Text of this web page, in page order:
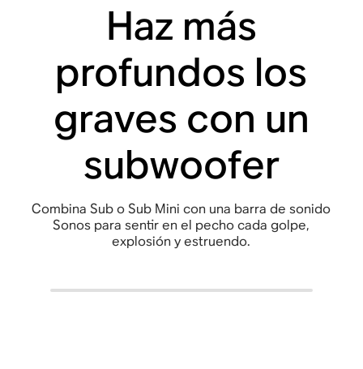
Haz más
profundos los
graves con un
subwoofer
Combina Sub o Sub Mini con una barra de sonido
Sonos para sentir en el pecho cada golpe,
explosión y estruendo.